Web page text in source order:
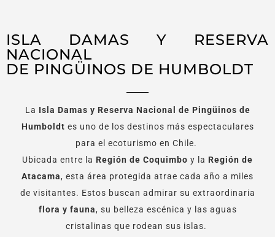
ISLA DAMAS Y RESERVA
NACIONAL
DE PINGÜINOS DE HUMBOLDT
La Isla Damas y Reserva Nacional de Pingüinos de
Humboldt es uno de los destinos más espectaculares
para el ecoturismo en Chile.
Ubicada entre la Región de Coquimbo y la Región de
Atacama, esta área protegida atrae cada año a miles
de visitantes. Estos buscan admirar su extraordinaria
flora y fauna, su belleza escénica y las aguas
cristalinas que rodean sus islas.